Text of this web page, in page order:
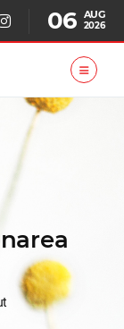
06 AUG
2026